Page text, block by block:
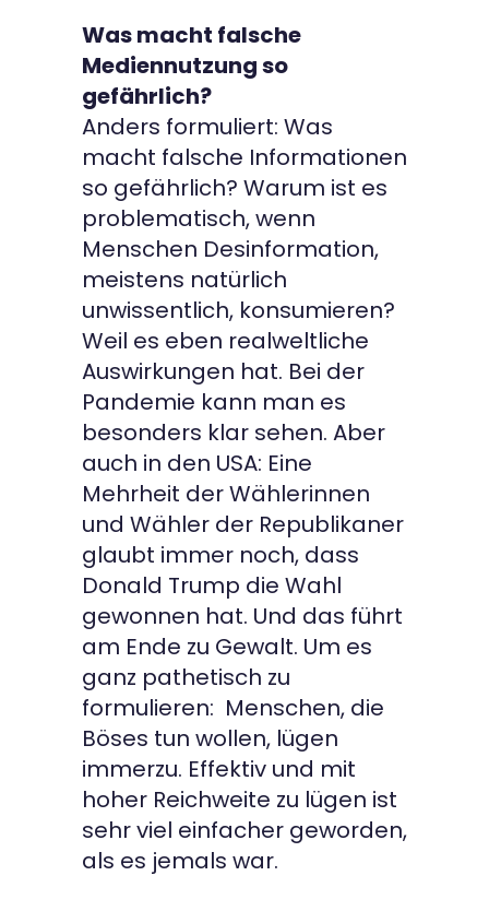
Was macht falsche
Mediennutzung so
gefährlich?
Anders formuliert: Was
macht falsche Informationen
so gefährlich? Warum ist es
problematisch, wenn
Menschen Desinformation,
meistens natürlich
unwissentlich, konsumieren?
Weil es eben realweltliche
Auswirkungen hat. Bei der
Pandemie kann man es
besonders klar sehen. Aber
auch in den USA: Eine
Mehrheit der Wählerinnen
und Wähler der Republikaner
glaubt immer noch, dass
Donald Trump die Wahl
gewonnen hat. Und das führt
am Ende zu Gewalt. Um es
ganz pathetisch zu
formulieren: Menschen, die
Böses tun wollen, lügen
immerzu. Effektiv und mit
hoher Reichweite zu lügen ist
sehr viel einfacher geworden,
als es jemals war.